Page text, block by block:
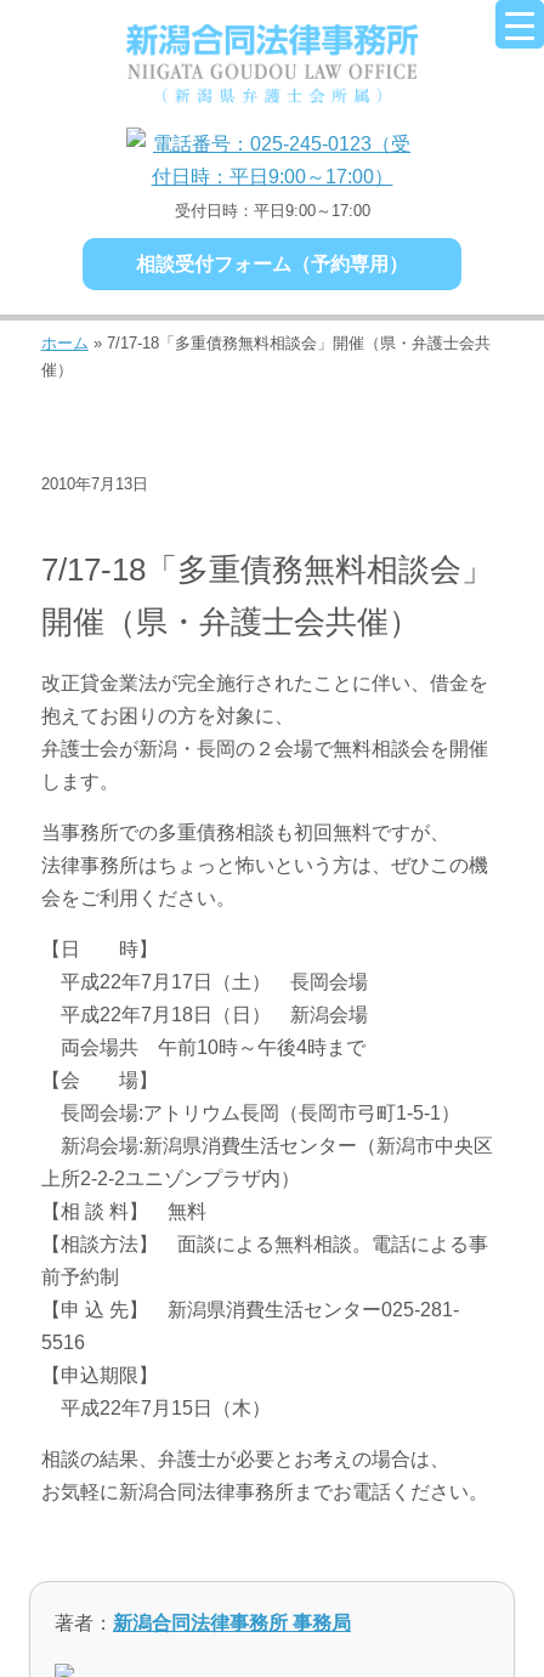
受付日時：平日9:00～17:00
相談受付フォーム（予約専用）
ホーム » 7/17-18「多重債務無料相談会」開催（県・弁護士会共
催）
2010年7月13日
7/17-18「多重債務無料相談会」
開催（県・弁護士会共催）
改正貸金業法が完全施行されたことに伴い、借金を
抱えてお困りの方を対象に、
弁護士会が新潟・長岡の２会場で無料相談会を開催
します。
当事務所での多重債務相談も初回無料ですが、
法律事務所はちょっと怖いという方は、ぜひこの機
会をご利用ください。
【日 時】
平成22年7月17日（土） 長岡会場
平成22年7月18日（日） 新潟会場
両会場共 午前10時～午後4時まで
【会 場】
長岡会場:アトリウム長岡（長岡市弓町1-5-1）
新潟会場:新潟県消費生活センター（新潟市中央区
上所2-2-2ユニゾンプラザ内）
【相 談 料】 無料
【相談方法】 面談による無料相談。電話による事
前予約制
【申 込 先】 新潟県消費生活センター025-281-
5516
【申込期限】
平成22年7月15日（木）
相談の結果、弁護士が必要とお考えの場合は、
お気軽に新潟合同法律事務所までお電話ください。
著者： 新潟合同法律事務所 事務局